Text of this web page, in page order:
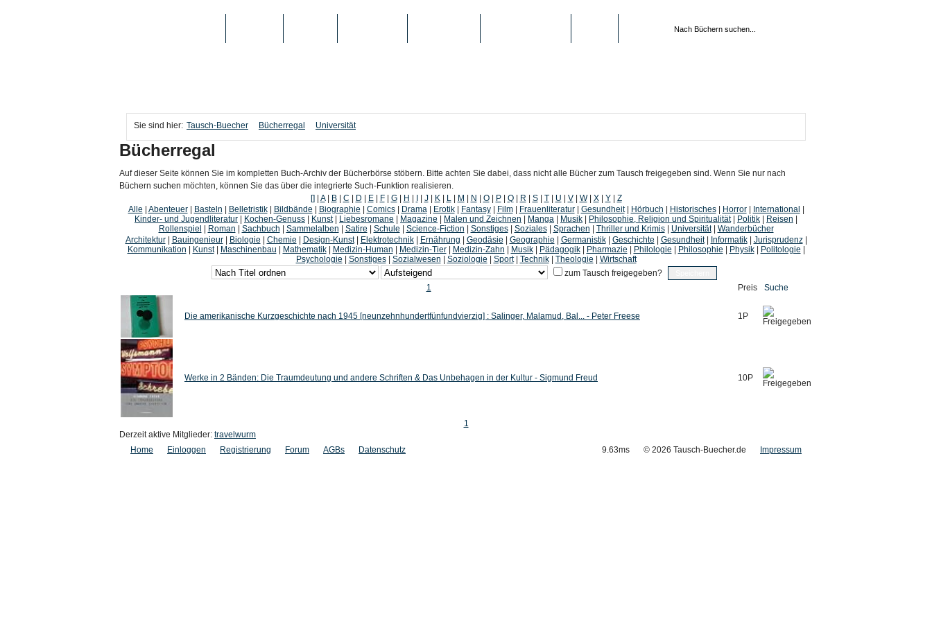
Sie sind hier: Tausch-Buecher Bücherregal Universität
Bücherregal
Auf dieser Seite können Sie im kompletten Buch-Archiv der Bücherbörse stöbern. Bitte achten Sie dabei, dass nicht alle Bücher zum Tausch freigegeben sind. Wenn Sie nur nach
Büchern suchen möchten, können Sie das über die integrierte Such-Funktion realisieren.
[]
A| B| C D E| F| G| H J| K| L| M N O| P| Q| R S| T| U V| W| X| Y| Z
Alle
Abenteuer| Basteln Belletristik| Bildbände Biographie Comics| Drama| Erotik| Fantasy| Film| Frauenliteratur| Gesundheit| Hörbuch Historisches| Horror| International
Kinder- und Jugendliteratur
Kochen-Genuss Kunst| Liebesromane Magazine Malen und Zeichnen Manga Musik Philosophie, Religion und Spiritualität| Politik Reisen
Rollenspiel
Roman Sachbuch Sammelalben Satire Schule Science-Fiction Sonstiges| Soziales| Sprachen Thriller und Krimis| Universität| Wanderbücher
Architektur| Bauingenieur| Biologie Chemie Design-Kunst| Elektrotechnik| Ernährung Geodäsie Geographie Germanistik| Geschichte Gesundheit| Informatik| Jurisprudenz|
Kommunikation
Kunst| Maschinenbau Mathematik| Medizin-Human Medizin-Tier| Medizin-Zahn Musik| Pädagogik| Pharmazie Philologie Philosophie Physik| Politologie
Psychologie
Sonstiges| Sozialwesen Soziologie Sport| Technik| Theologie
Wirtschaft
zum Tausch freigegeben?
1
Preis Suche
1
Die amerikanische Kurzgeschichte nach 1945 [neunzehnhundertfünfundvierzig] : Salinger, Malamud, Bal... - Peter Freese 1P
Werke in 2 Bänden: Die Traumdeutung und andere Schriften & Das Unbehagen in der Kultur - Sigmund Freud 10P
Derzeit aktive Mitglieder: travelwurm
Home
Einloggen Registrierung Forum AGBs Datenschutz 9.63ms © 2026 Tausch-Buecher.de Impressum